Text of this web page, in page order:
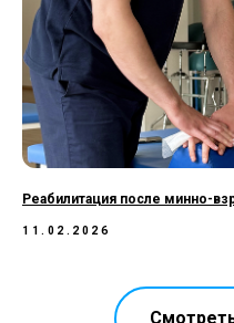
Реабилитация после минно-
11.02.2026